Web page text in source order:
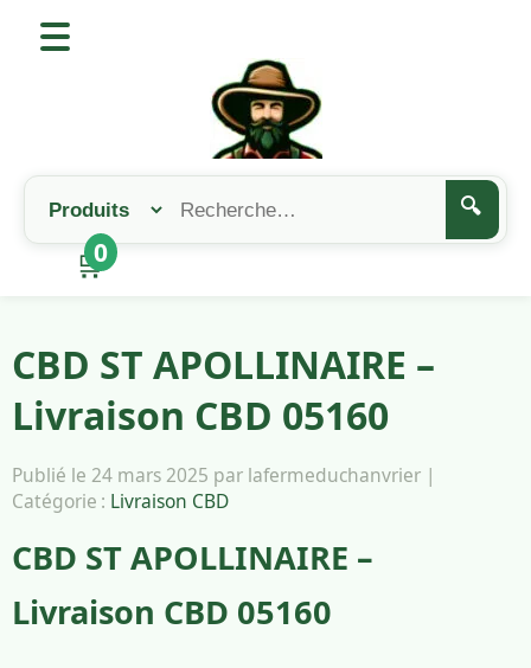
🔍
🛒
0
CBD ST APOLLINAIRE –
Livraison CBD 05160
Publié le 24 mars 2025 par lafermeduchanvrier |
Catégorie : Livraison CBD
CBD ST APOLLINAIRE –
Livraison CBD 05160